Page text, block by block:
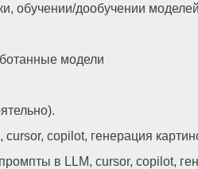
обучении/дообучении моделей
модели
copilot, генерация
в LLM, cursor, copilot,